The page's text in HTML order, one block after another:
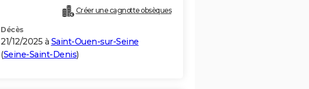
Créer une cagnotte obsèques
Décès
21/12/2025 à Saint-Ouen-sur-Seine
(Seine-Saint-Denis)